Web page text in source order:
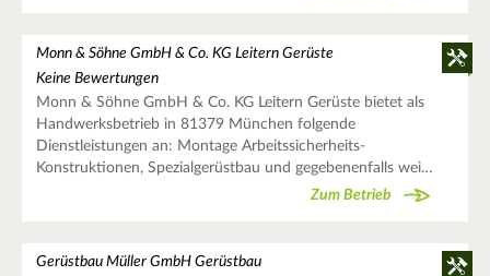
Monn & Söhne GmbH & Co. KG Leitern Gerüste
Keine Bewertungen
Monn & Söhne GmbH & Co. KG Leitern Gerüste bietet als
Handwerksbetrieb in 81379 München folgende
Dienstleistungen an: Montage Arbeitssicherheits-
Konstruktionen, Spezialgerüstbau und gegebenenfalls wei…
Zum Betrieb
Gerüstbau Müller GmbH Gerüstbau